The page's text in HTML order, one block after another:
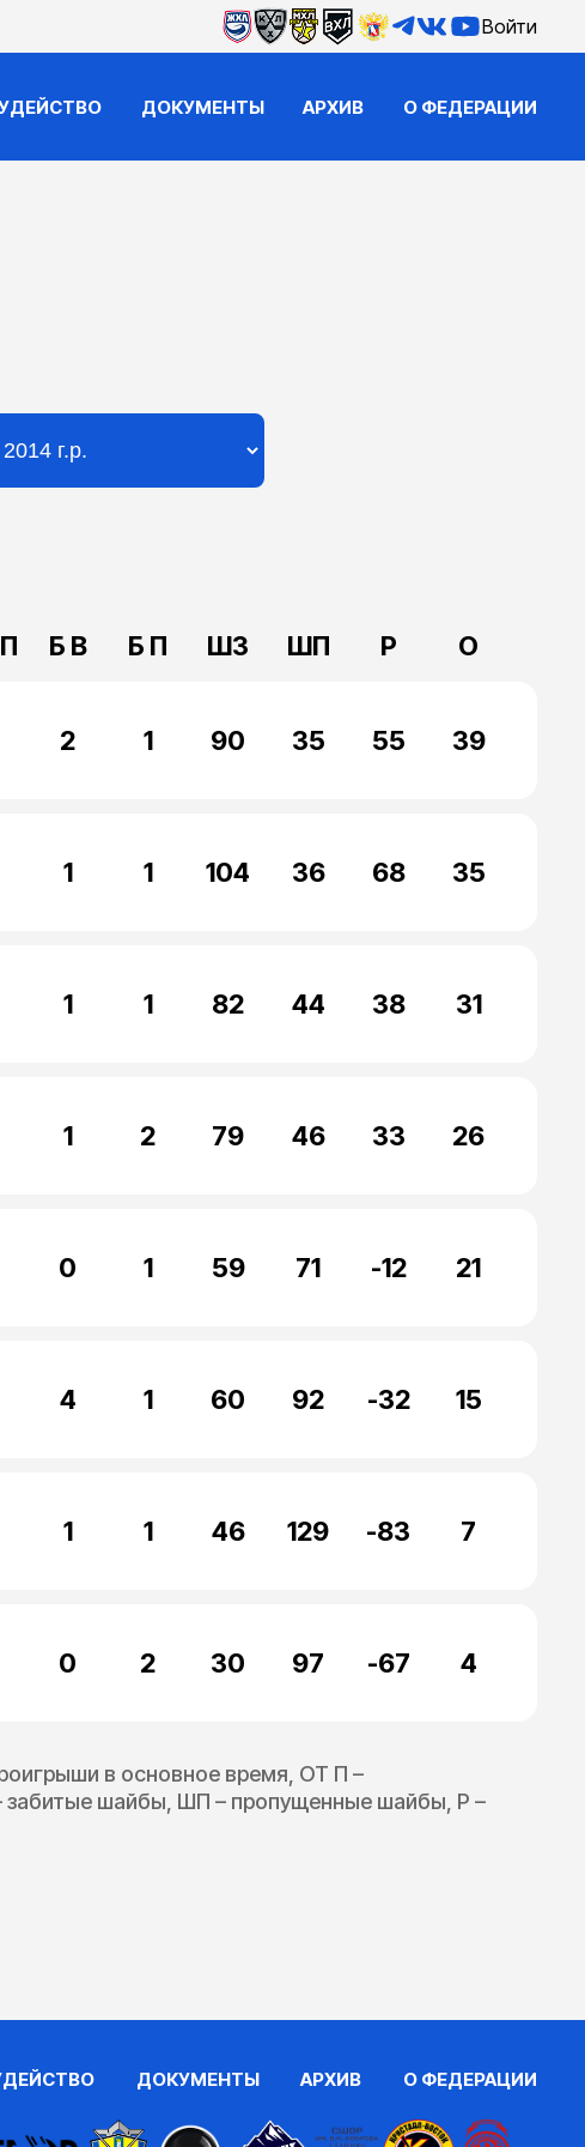
Войти
ДОКУМЕНТЫ АРХИВ О ФЕДЕРАЦИИ
Б В Б П ШЗ ШП Р О
2 1 90 35 55 39
1 1 104 36 68 35
1 1 82 44 38 31
1 2 79 46 33 26
0 1 59 71 -12 21
4 1 60 92 -32 15
1 1 46 129 -83 7
0 2 30 97 -67 4
в основное время, ОТ П –
забитые шайбы, ШП – пропущенные шайбы, Р –
ДОКУМЕНТЫ АРХИВ О ФЕДЕРАЦИИ